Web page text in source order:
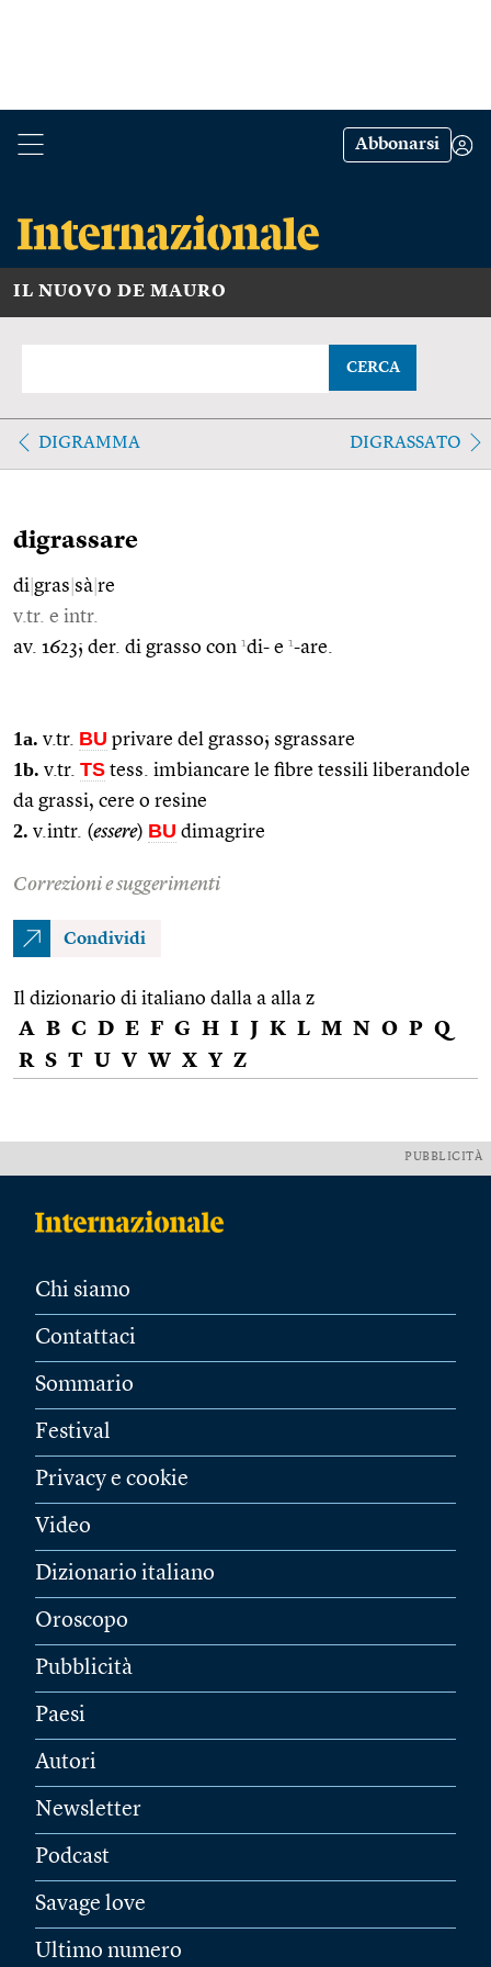
Abbonarsi
IL NUOVO DE MAURO
CERCA
DIGRAMMA DIGRASSATO
digrassare
di gras sà re
v.tr. e intr.
av. 1623; der. di grasso con 1di- e 1-are.
1a. v.tr. BU privare del grasso; sgrassare
1b. v.tr. TS tess. imbiancare le fibre tessili liberandole
da grassi, cere o resine
2. v.intr. (essere) BU dimagrire
Correzioni e suggerimenti
Condividi
Il dizionario di italiano dalla a alla z
A B C D E F G H I J K L M N O P Q
R S T U V W X Y Z
PUBBLICITÀ
Chi siamo
Contattaci
Sommario
Festival
Privacy e cookie
Video
Dizionario italiano
Oroscopo
Pubblicità
Paesi
Autori
Newsletter
Podcast
Savage love
Ultimo numero